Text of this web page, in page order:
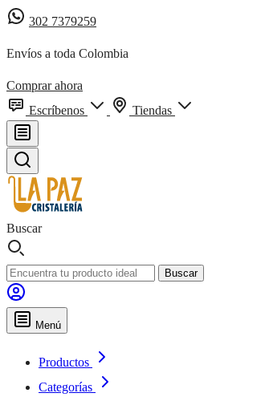
302 7379259
Envíos a toda Colombia
Comprar ahora
Escríbenos
Tiendas
Buscar
Buscar
Menú
Productos
Categorías